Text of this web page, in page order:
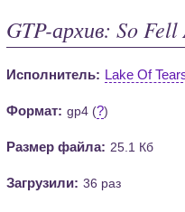
GTP-архив: So
Исполнитель: Lake Of
Формат: gp4 (?)
Размер файла: 25.1 Кб
Загрузили: 36 раз